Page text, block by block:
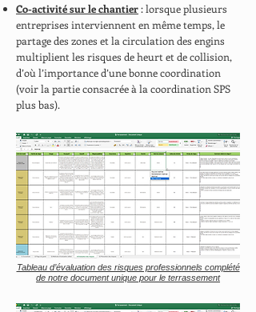
Co-activité sur le chantier: lorsque plusieurs
entreprises interviennent en même temps, le
partage des zones et la circulation des engins
multiplient les risques de heurt et de collision,
d’où l’importance d’une bonne coordination
(voir la partie consacrée à la coordination SPS
plus bas).
Tableau d’évaluation des risques professionnels complété
de notre document unique pour le terrassement